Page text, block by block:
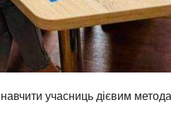
учасниць дієвим